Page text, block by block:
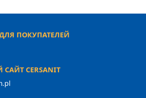
ПОКУПАТЕЛЕЙ
CERSANIT